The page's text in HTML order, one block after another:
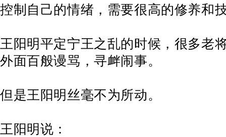
控制自己的情绪，需要很高的修养和
王阳明平定宁王之乱的时候，很多老
外面百般谩骂，寻衅闹事。
但是王阳明丝毫不为所动。
王阳明说：